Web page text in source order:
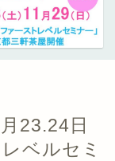
23.24日
ベルセミ